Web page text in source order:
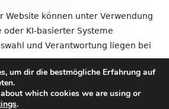
Website können unter Verwendung
KI-basierter Systeme
und Verantwortung liegen bei
um dir die bestmögliche Erfahrung auf
which cookies we are using or
.